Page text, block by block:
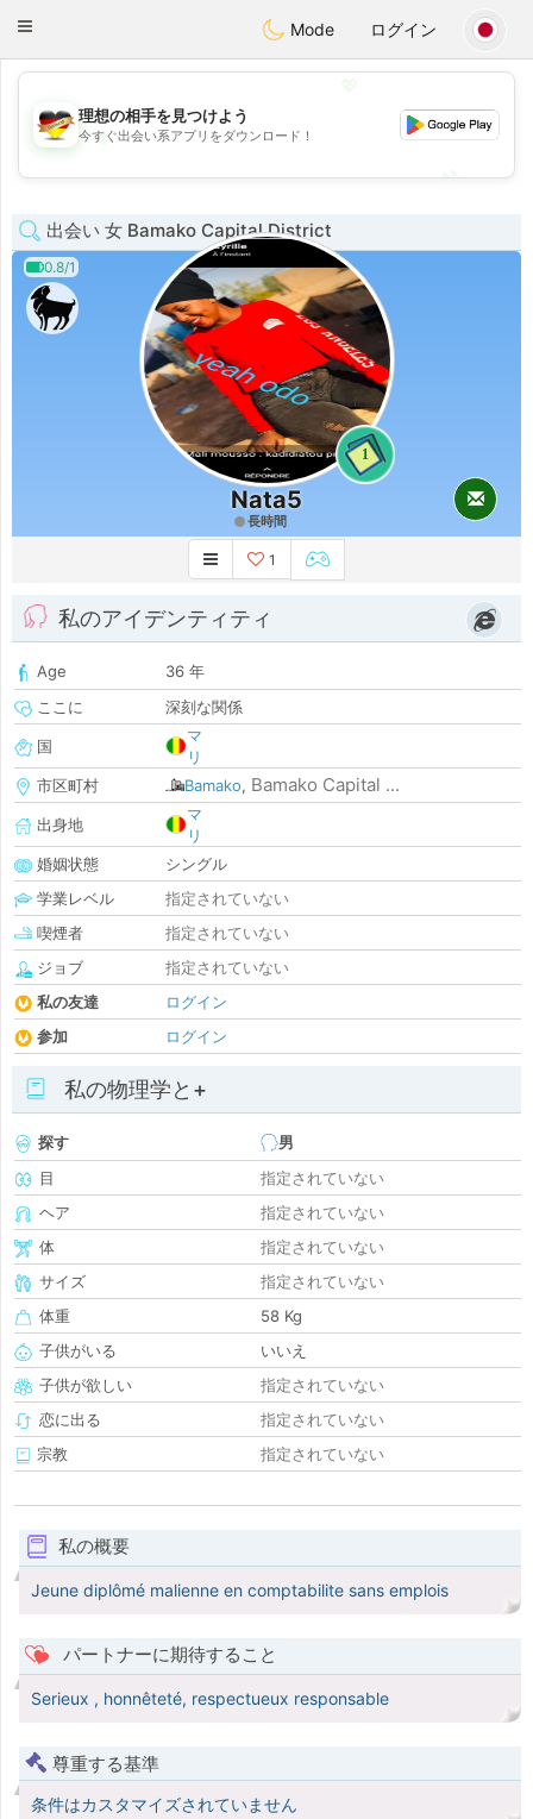
Deutsch Dating
Toggle
Mode ログイン
💖
💕
理想の相手を見つけよう
今すぐ出会い系アプリをダウンロード！
出会い 女 Bamako Capital District
0.8/1
1
Nata5
長時間
1
私のアイデンティティ
Age
36 年
ここに
深刻な関係
国
マ
リ
市区町村
Bamako, Bamako Capital ...
出身地
マ
リ
婚姻状態
シングル
学業レベル
指定されていない
喫煙者
指定されていない
ジョブ
指定されていない
私の友達
ログイン
参加
ログイン
私の物理学と+
探す
男
目
指定されていない
ヘア
指定されていない
体
指定されていない
サイズ
指定されていない
体重
58 Kg
子供がいる
いいえ
子供が欲しい
指定されていない
恋に出る
指定されていない
宗教
指定されていない
私の概要
Jeune diplômé malienne en comptabilite sans emplois
パートナーに期待すること
Serieux , honnêteté, respectueux responsable
尊重する基準
条件はカスタマイズされていません